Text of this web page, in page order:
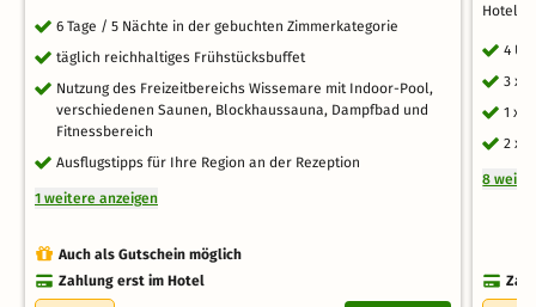
6 Tage / 5 Nächte in der gebuchten Zimmerkategorie
täglich reichhaltiges Frühstücksbuffet
Nutzung des Freizeitbereichs Wissemare mit Indoor-Pool,
verschiedenen Saunen, Blockhaussauna, Dampfbad und
Fitnessbereich
Ausflugstipps für Ihre Region an der Rezeption
1 weitere anzeigen
Auch als Gutschein möglich
Zahlung erst im Hotel
Hotel
4
3 x
1 x
2 x
8